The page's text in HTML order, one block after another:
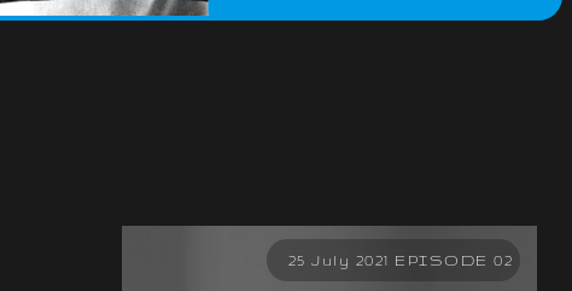
25 July 2021 EPISODE 02